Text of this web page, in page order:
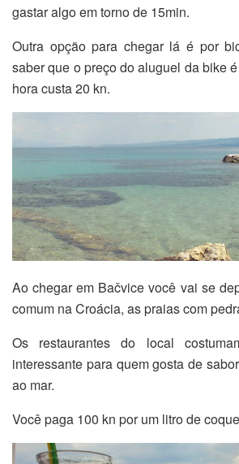
gastar algo em torno de 15min.
Outra opção para chegar lá é por
saber que o preço do aluguel da bike
hora custa 20 kn.
Ao chegar em Bačvice você vai se
comum na Croácia, as praias com
Os restaurantes do local
interessante para quem gosta de
ao mar.
Você paga 100 kn por um litro de